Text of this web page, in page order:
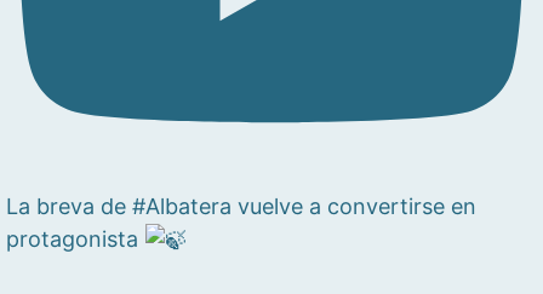
La breva de #Albatera vuelve a convertirse en
protagonista